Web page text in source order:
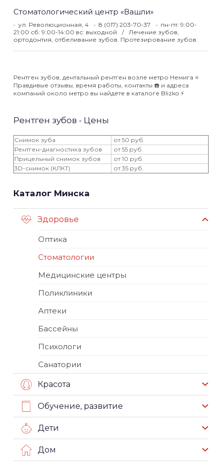
Стоматологический центр «Вашли»
ул. Революционная, 4 8 (017) 203-70-37
пн-пт: 9:00-
21:00 сб: 9:00-14:00 вс: выходной
Лечение зубов,
ортодонтия, отбеливание зубов. Протезирование зубов.
Рентген зубов, дентальный рентген возле метро Немига ⭐️
Правдивые отзывы, время работы, контакты ☎️ и адреса
компаний около метро вы найдёте в каталоге Blizko ⚡️
Рентген зубов - Цены
Снимок зуба
от 50 руб.
Рентген-диагностика зубов
от 55 руб.
Прицельный снимок зубов
от 10 руб.
3D-снимок (КЛКТ)
от 35 руб.
Каталог Минска
Здоровье
Оптика
Стоматологии
Медицинские центры
Поликлиники
Аптеки
Бассейны
Психологи
Санатории
Красота
Обучение, развитие
Дети
Дом